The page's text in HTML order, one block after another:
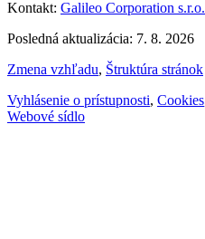
Kontakt: Galileo Corporation s.r.o.
Posledná aktualizácia: 7. 8. 2026
Zmena vzhľadu, Štruktúra stránok
Vyhlásenie o prístupnosti, Cookies
Webové sídlo